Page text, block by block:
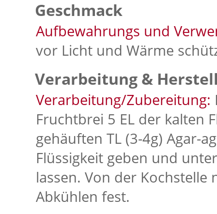
Geschmack
Aufbewahrungs und
vor Licht und Wärme
Verarbeitung &
Verarbeitung/Zubereitung:
Fruchtbrei 5 EL der kalten
gehäuften TL (3-4g) Agar-
Flüssigkeit geben und
lassen. Von der
Abkühlen fest.